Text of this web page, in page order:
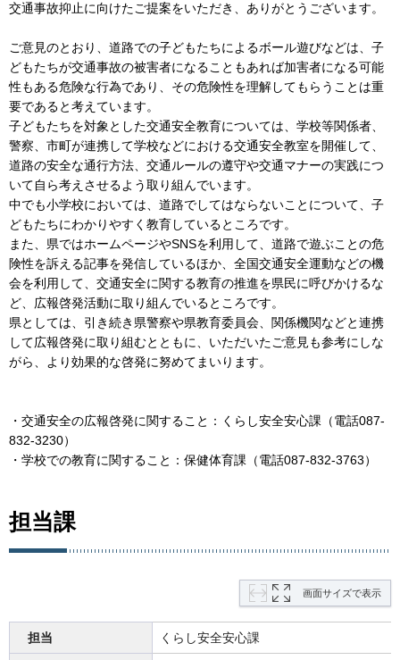
交通事故抑止に向けたご提案をいただき、ありがとうございます。
ご意見のとおり、道路での子どもたちによるボール遊びなどは、子
どもたちが交通事故の被害者になることもあれば加害者になる可能
性もある危険な行為であり、その危険性を理解してもらうことは重
要であると考えています。
子どもたちを対象とした交通安全教育については、学校等関係者、
警察、市町が連携して学校などにおける交通安全教室を開催して、
道路の安全な通行方法、交通ルールの遵守や交通マナーの実践につ
いて自ら考えさせるよう取り組んでいます。
中でも小学校においては、道路でしてはならないことについて、子
どもたちにわかりやすく教育しているところです。
また、県ではホームページやSNSを利用して、道路で遊ぶことの危
険性を訴える記事を発信しているほか、全国交通安全運動などの機
会を利用して、交通安全に関する教育の推進を県民に呼びかけるな
ど、広報啓発活動に取り組んでいるところです。
県としては、引き続き県警察や県教育委員会、関係機関などと連携
して広報啓発に取り組むとともに、いただいたご意見も参考にしな
がら、より効果的な啓発に努めてまいります。
・交通安全の広報啓発に関すること：くらし安全安心課（電話087-
832-3230）
・学校での教育に関すること：保健体育課（電話087-832-3763）
担当課
画面サイズで表示
担当 くらし安全安心課